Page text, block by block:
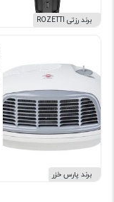
برند رزتی ROZETTI
برند پارس خزر